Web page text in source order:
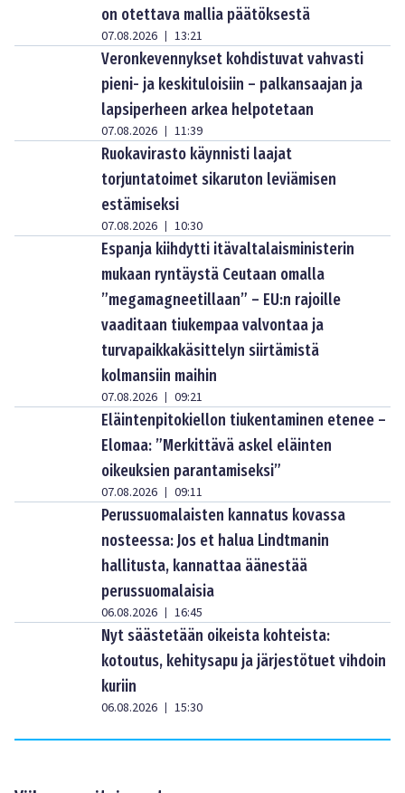
on otettava mallia päätöksestä
07.08.2026 | 13:21
Veronkevennykset kohdistuvat vahvasti
pieni- ja keskituloisiin – palkansaajan ja
lapsiperheen arkea helpotetaan
07.08.2026 | 11:39
Ruokavirasto käynnisti laajat
torjuntatoimet sikaruton leviämisen
estämiseksi
07.08.2026 | 10:30
Espanja kiihdytti itävaltalaisministerin
mukaan ryntäystä Ceutaan omalla
”megamagneetillaan” – EU:n rajoille
vaaditaan tiukempaa valvontaa ja
turvapaikkakäsittelyn siirtämistä
kolmansiin maihin
07.08.2026 | 09:21
Eläintenpitokiellon tiukentaminen etenee –
Elomaa: ”Merkittävä askel eläinten
oikeuksien parantamiseksi”
07.08.2026 | 09:11
Perussuomalaisten kannatus kovassa
nosteessa: Jos et halua Lindtmanin
hallitusta, kannattaa äänestää
perussuomalaisia
06.08.2026 | 16:45
Nyt säästetään oikeista kohteista:
kotoutus, kehitysapu ja järjestötuet vihdoin
kuriin
06.08.2026 | 15:30